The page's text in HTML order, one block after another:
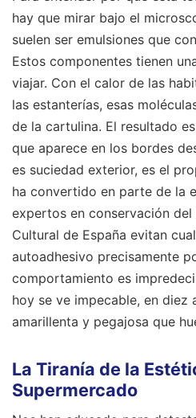
hay que mirar bajo el
suelen ser emulsiones que
Estos componentes tienen
viajar. Con el calor de las
las estanterías, esas
de la cartulina. El resultado
que aparece en los bordes
es suciedad exterior, es el
ha convertido en parte de la
expertos en conservación
Cultural de España evitan
autoadhesivo precisamente
comportamiento es
hoy se ve impecable, en diez
amarillenta y pegajosa que
La Tiranía de la
Supermercado